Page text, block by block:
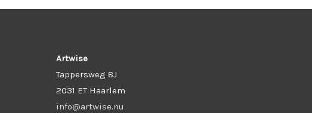
Artwise
Tappersweg 8J
2031 ET Haarlem
info@artwise.nu